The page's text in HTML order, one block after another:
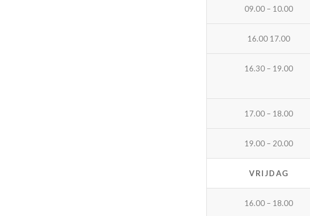
09.00 – 10.00
16.00 17.00
16.30 – 19.00
17.00 – 18.00
19.00 – 20.00
VRIJDAG
16.00 – 18.00